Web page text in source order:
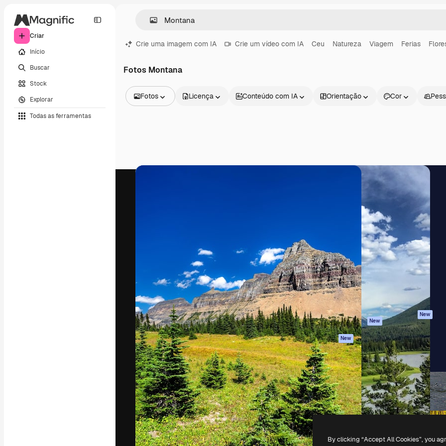
Criar
Início
Buscar
Stock
Explorar
Todas as ferramentas
Crie uma imagem com IA Crie um vídeo com IA Ceu Natureza Viagem Ferias
Fotos Montana
Fotos
Vídeos
Licença Conteúdo com IA Orientação Cor
seu melhor trabalho. Mais de 1 milhão de
assinantes entre criativos, empresas,
agências e estúdios.
Português
Assistente de IA
Gerador de
imagens
Gerador de vídeos
Texto para voz
Conteúdo de stock
MCP para
Claude/ChatGPT
New
Agentes New
API
App móvel
Todas as
ferramentas
Começar
Academy
Documentação
Atendimento
Termos e
Política de
privacidade
Originais New
Política de cookies
Central de
confiabilidade
Afiliados
Empresas
Copyright © 2010-2026Freepik Company S.L.U. Todos os direitos reservados.
By clicking “Accept All Cookies”, you